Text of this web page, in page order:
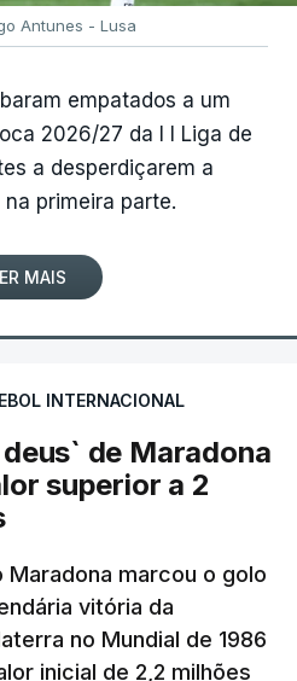
Antunes - Lusa
empatados a um
2026/27 da I I Liga de
a desperdiçarem a
primeira parte.
MAIS
INTERNACIONAL
de Maradona
superior a 2
marcou o golo
vitória da
no Mundial de 1986
inicial de 2,2 milhões